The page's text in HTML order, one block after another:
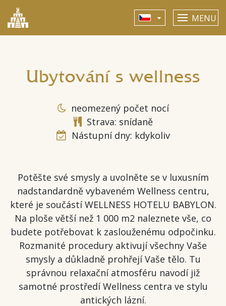
MENU
Ubytování s wellness
neomezený počet nocí
Strava: snídaně
Nástupní dny: kdykoliv
Potěšte své smysly a uvolněte se v luxusním
nadstandardně vybaveném Wellness centru,
které je součástí WELLNESS HOTELU BABYLON.
Na ploše větší než 1 000 m2 naleznete vše, co
budete potřebovat k zaslouženému odpočinku.
Rozmanité procedury aktivují všechny Vaše
smysly a důkladně prohřejí Vaše tělo. Tu
správnou relaxační atmosféru navodí již
samotné prostředí Wellness centra ve stylu
antických lázní.